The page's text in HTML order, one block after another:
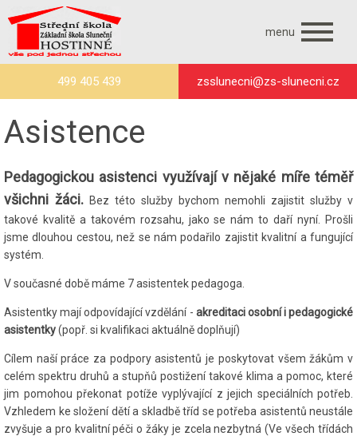
menu
499 405 439 zsslunecni@zs-slunecni.cz
Asistence
Pedagogickou asistenci využívají v nějaké míře téměř
všichni žáci. Bez této služby bychom nemohli zajistit služby v
takové kvalitě a takovém rozsahu, jako se nám to daří nyní. Prošli
jsme dlouhou cestou, než se nám podařilo zajistit kvalitní a fungující
systém.
V současné době máme 7 asistentek pedagoga.
Asistentky mají odpovídající vzdělání - akreditaci osobní i pedagogické
asistentky(popř. si kvalifikaci aktuálně doplňují)
Cílem naší práce za podpory asistentů je poskytovat všem žákům v
celém spektru druhů a stupňů postižení takové klima a pomoc, které
jim pomohou překonat potíže vyplývající z jejich speciálních potřeb.
Vzhledem ke složení dětí a skladbě tříd se potřeba asistentů neustále
zvyšuje a pro kvalitní péči o žáky je zcela nezbytná (Ve všech třídách